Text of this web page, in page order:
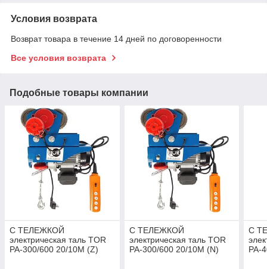
Условия возврата
Возврат товара в течение 14 дней по договоренности
Все условия возврата
Подобные товары компании
С ТЕЛЕЖКОЙ
электрическая таль TOR
PA-300/600 20/10M (Z)
С ТЕЛЕЖКОЙ
электрическая таль TOR
PA-300/600 20/10M (N)
С
PA-